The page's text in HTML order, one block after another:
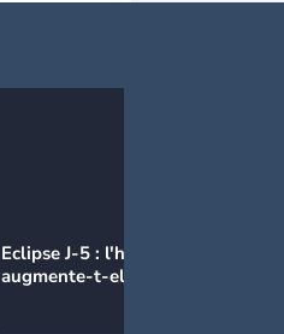
Eclipse J-5 : l'humidité
augmente-t-elle